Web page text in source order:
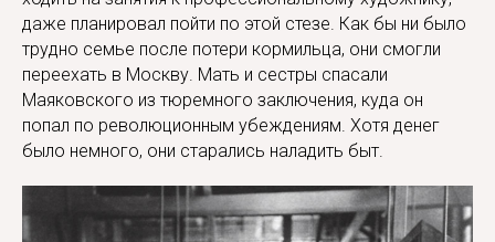
даже планировал пойти по этой стезе. Как бы ни было
трудно семье после потери кормильца, они смогли
переехать в Москву. Мать и сестры спасали
Маяковского из тюремного заключения, куда он
попал по революционным убеждениям. Хотя денег
было немного, они старались наладить быт.